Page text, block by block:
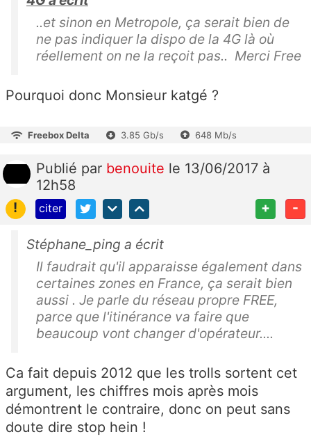
..et sinon en Metropole, ça serait bien de
ne pas indiquer la dispo de la 4G là où
réellement on ne la reçoit pas.. Merci Free
Pourquoi donc Monsieur katgé ?
Freebox Delta 3.85 Gb/s 648 Mb/s
Publié par benouite le 13/06/2017 à
12h58
!
citer + -
Stéphane_ping a écrit
Il faudrait qu'il apparaisse également dans
certaines zones en France, ça serait bien
aussi . Je parle du réseau propre FREE,
parce que l'itinérance va faire que
beaucoup vont changer d'opérateur....
Ca fait depuis 2012 que les trolls sortent cet
argument, les chiffres mois après mois
démontrent le contraire, donc on peut sans
doute dire stop hein !